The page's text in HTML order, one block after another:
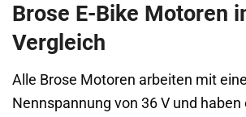
Brose E-Bike Motoren
Vergleich
Alle Brose Motoren arbeiten mit
Nennspannung von 36 V und